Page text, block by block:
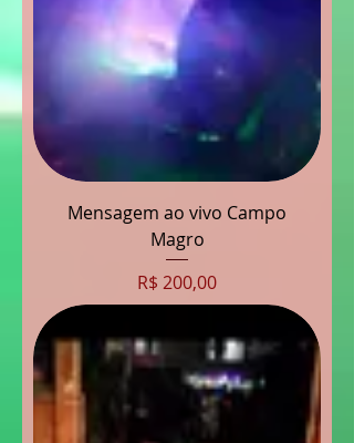
Mensagem ao vivo Campo
Magro
Preço
R$ 200,00